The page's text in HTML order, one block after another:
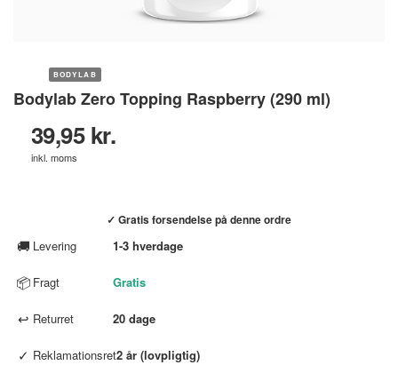
BODYLAB
Bodylab Zero Topping Raspberry (290 ml)
39,95 kr.
inkl. moms
✓ Gratis forsendelse på denne ordre
🚚 Levering 1-3 hverdage
📦 Fragt Gratis
↩ Returret 20 dage
✓ Reklamationsret2 år (lovpligtig)